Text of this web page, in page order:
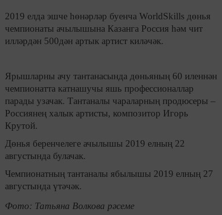
2019 елда эшче һөнәрләр буенча WorldSkills дөнья
чемпионаты ачылышына Казанга Россия һәм чит
илләрдән 500дән артык артист киләчәк.
Ярышларны ачу тантанасында дөньяның 60 иленнән
чемпионатта катнашучы яшь профессионаллар
парады узачак. Тантаналы чараларның продюсеры –
Россиянең халык артисты, композитор Игорь
Крутой.
Дөнья беренчелеге ачылышы 2019 елның 22
августында булачак.
Чемпионатның тантаналы ябылышы 2019 елның 27
августында үтәчәк.
Фото: Татьяна Волкова рәсеме